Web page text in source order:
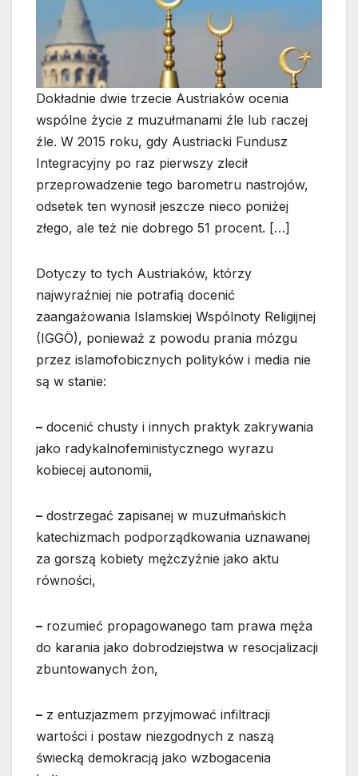
Dokładnie dwie trzecie Austriaków ocenia
wspólne życie z muzułmanami źle lub raczej
źle. W 2015 roku, gdy Austriacki Fundusz
Integracyjny po raz pierwszy zlecił
przeprowadzenie tego barometru nastrojów,
odsetek ten wynosił jeszcze nieco poniżej
złego, ale też nie dobrego 51 procent. […]
Dotyczy to tych Austriaków, którzy
najwyraźniej nie potrafią docenić
zaangażowania Islamskiej Wspólnoty Religijnej
(IGGÖ), ponieważ z powodu prania mózgu
przez islamofobicznych polityków i media nie
są w stanie:
– docenić chusty i innych praktyk zakrywania
jako radykalnofeministycznego wyrazu
kobiecej autonomii,
– dostrzegać zapisanej w muzułmańskich
katechizmach podporządkowania uznawanej
za gorszą kobiety mężczyźnie jako aktu
równości,
– rozumieć propagowanego tam prawa męża
do karania jako dobrodziejstwa w resocjalizacji
zbuntowanych żon,
– z entuzjazmem przyjmować infiltracji
wartości i postaw niezgodnych z naszą
świecką demokracją jako wzbogacenia